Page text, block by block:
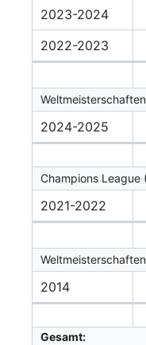
2023-2024
2022-2023
2024-2025
Champions League
2021-2022
2014
Gesamt: